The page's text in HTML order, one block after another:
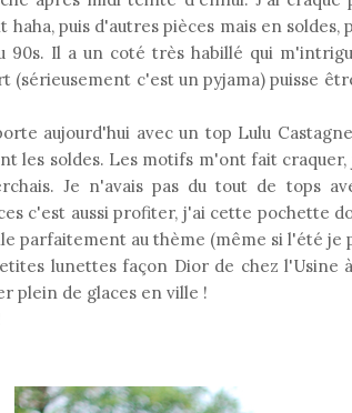
haha, puis d'autres pièces mais en
90s. Il a un coté très habillé qui
(sérieusement c'est un pyjama) puisse
aujourd'hui avec un top Lulu
les soldes. Les motifs m'ont fait
Je n'avais pas du tout de tops
c'est aussi profiter, j'ai cette pochette
parfaitement au thème (même si l'été je
lunettes façon Dior de chez l'Usine
plein de glaces en ville !